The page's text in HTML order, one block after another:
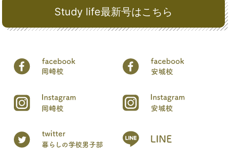
Study life最新号はこちら